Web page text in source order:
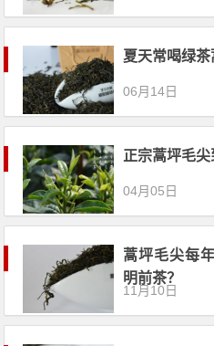
夏天常喝绿茶
06月14日
正宗蒿坪毛
04月05日
蒿坪毛尖每
明前茶？
11月10日